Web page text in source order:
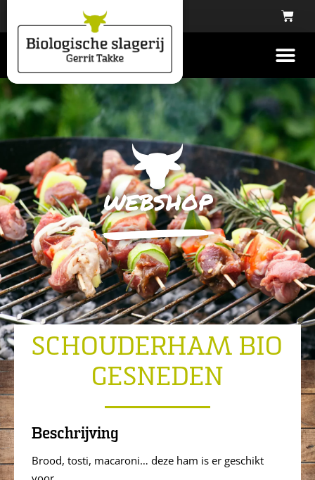
webshop
SCHOUDERHAM BIO
GESNEDEN
Beschrijving
Brood, tosti, macaroni… deze ham is er geschikt